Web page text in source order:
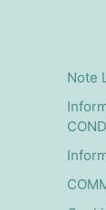
Note